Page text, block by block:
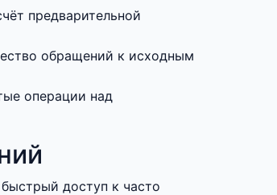
предварительной
обращений к исходным
операции над
доступ к часто